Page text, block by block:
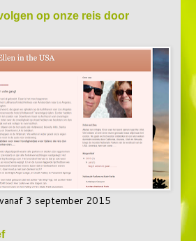
op onze reis door
3 september 2015